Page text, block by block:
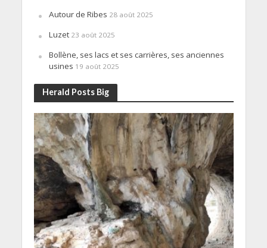
Autour de Ribes 28 août 2025
Luzet 23 août 2025
Bollène, ses lacs et ses carrières, ses anciennes
usines 19 août 2025
Herald Posts Big